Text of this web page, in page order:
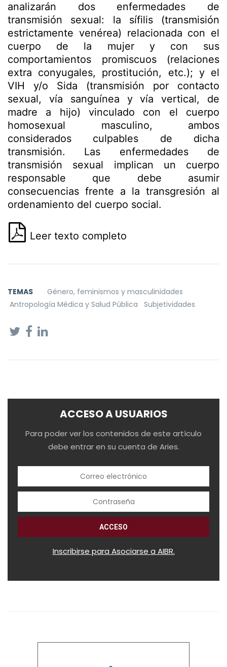
analizarán dos enfermedades de
transmisión sexual: la sífilis (transmisión
estrictamente venérea) relacionada con el
cuerpo de la mujer y con sus
comportamientos promiscuos (relaciones
extra conyugales, prostitución, etc.); y el
VIH y/o Sida (transmisión por contacto
sexual, vía sanguínea y vía vertical, de
madre a hijo) vinculado con el cuerpo
homosexual masculino, ambos
considerados culpables de dicha
transmisión. Las enfermedades de
transmisión sexual implican un cuerpo
responsable que debe asumir
consecuencias frente a la transgresión al
ordenamiento del cuerpo social.
Leer texto completo
TEMAS
Género, feminismos y masculinidades
Antropología Médica y Salud Pública
Subjetividades
ACCESO A USUARIOS
Para poder ver los contenidos de este artículo
debe entrar en su cuenta de Aries.
Inscribirse para Asociarse a AIBR.